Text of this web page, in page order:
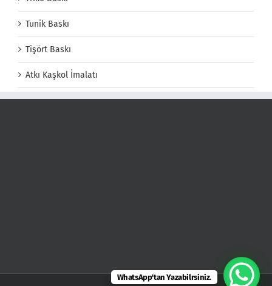
Tunik Baskı
Tişört Baskı
Atkı Kaşkol İmalatı
WhatsApp'tan Yazabilrsiniz.